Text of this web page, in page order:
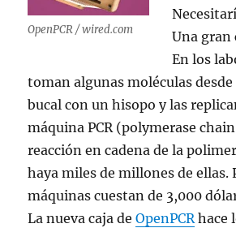
OpenPCR / wired.com
Una gran
En los
toman algunas moléculas
bucal con un hisopo y las
máquina PCR (polymerase
reacción en cadena de la
haya miles de millones de ellas.
máquinas cuestan de 3,000
La nueva caja deOpenPCRhace